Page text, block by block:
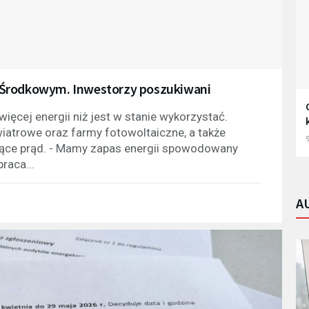
Inwestorzy poszukiwani
energii niż jest w stanie wykorzystać.
oraz farmy fotowoltaiczne, a także
prąd. - Mamy zapas energii spowodowany